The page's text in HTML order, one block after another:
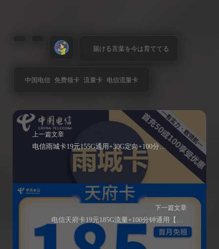
届ける言葉を今は育ててる
中国电信 免费领卡 流量卡 电信流量卡
上一篇文章
电信雨城卡19元155G通用+30G定向+100分钟通话（可领红包）
下一篇文章
电信天府卡19元185G流量+100分钟通用【长期流量】